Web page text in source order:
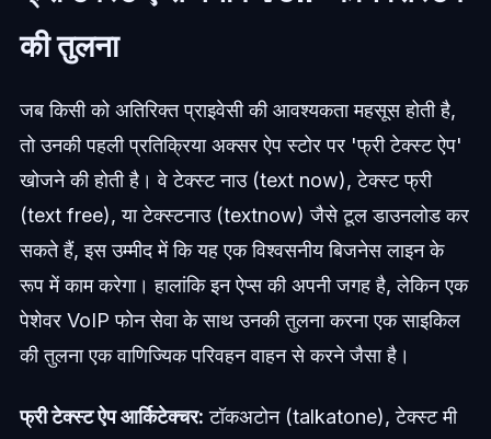
की तुलना
जब किसी को अतिरिक्त प्राइवेसी की आवश्यकता महसूस होती है,
तो उनकी पहली प्रतिक्रिया अक्सर ऐप स्टोर पर 'फ्री टेक्स्ट ऐप'
खोजने की होती है। वे टेक्स्ट नाउ (text now), टेक्स्ट फ्री
(text free), या टेक्स्टनाउ (textnow) जैसे टूल डाउनलोड कर
सकते हैं, इस उम्मीद में कि यह एक विश्वसनीय बिजनेस लाइन के
रूप में काम करेगा। हालांकि इन ऐप्स की अपनी जगह है, लेकिन एक
पेशेवर VoIP फोन सेवा के साथ उनकी तुलना करना एक साइकिल
की तुलना एक वाणिज्यिक परिवहन वाहन से करने जैसा है।
फ्री टेक्स्ट ऐप आर्किटेक्चर: टॉकअटोन (talkatone), टेक्स्ट मी